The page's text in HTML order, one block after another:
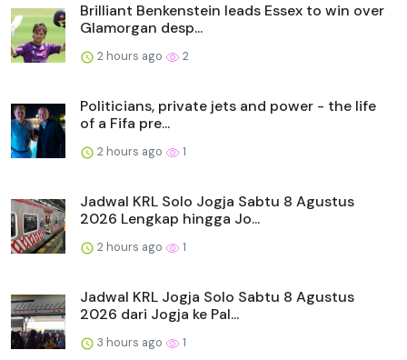
Brilliant Benkenstein leads Essex to win over
Glamorgan desp...
2 hours ago 2
Politicians, private jets and power - the life
of a Fifa pre...
2 hours ago 1
Jadwal KRL Solo Jogja Sabtu 8 Agustus
2026 Lengkap hingga Jo...
2 hours ago 1
Jadwal KRL Jogja Solo Sabtu 8 Agustus
2026 dari Jogja ke Pal...
3 hours ago 1